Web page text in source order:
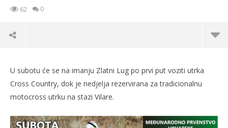
62 0
U subotu će se na imanju Zlatni Lug po prvi put voziti utrka
Cross Country, dok je nedjelja rezervirana za tradicionalnu
motocross utrku na stazi Vilare.